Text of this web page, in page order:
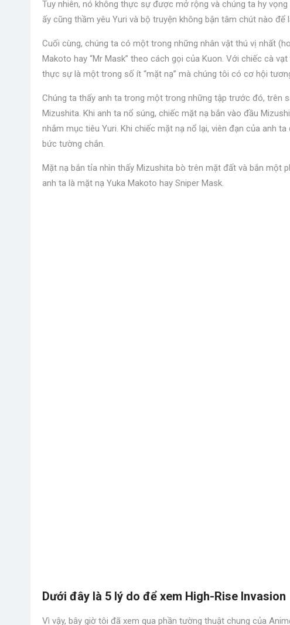
Tuy nhiên, nó không thực sự được mở rộng và chúng ta hy
ấy cũng thầm yêu Yuri và bộ truyện không bận tâm chút nào để
Cuối cùng, chúng ta có một trong những nhân vật thú vị nhất
Makoto hay “Mr Mask” theo cách gọi của Kuon. Với chiếc cà
thực sự là một trong số ít “mặt nạ” mà chúng tôi có cơ hội
Chúng ta thấy anh ta trong một trong những tập trước đó, trên
Mizushita. Khi anh ta nổ súng, chiếc mặt nạ bắn vào đầu
nhắm mục tiêu Yuri. Khi chiếc mặt nạ nổ lại, viên đạn của anh
bức tường chắn.
Mặt nạ bắn tỉa nhìn thấy Mizushita bò trên mặt đất và bắn một
anh ta là mặt nạ Yuka Makoto hay Sniper Mask.
Dưới đây là 5 lý do để xem High-Rise Invasion
Vì vậy, bây giờ tôi đã xem qua phần tường thuật chung của